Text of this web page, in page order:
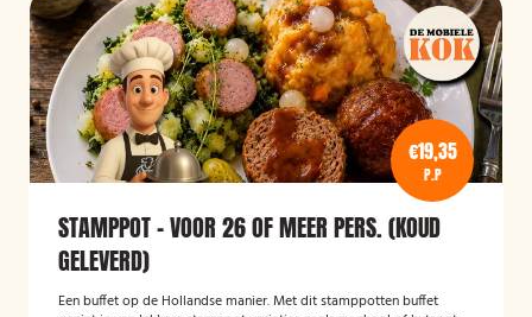
€19,35
P.P
STAMPPOT - VOOR 26 OF MEER PERS. (KOUD
GELEVERD)
Een buffet op de Hollandse manier. Met dit stamppotten buffet